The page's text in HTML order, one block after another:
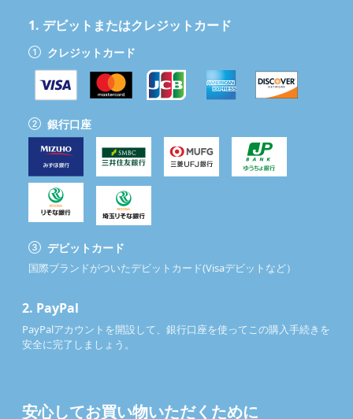
1. デビットまたはクレジットカード
クレジットカード
銀行口座
デビットカード
国際ブランドがついたデビットカード(Visaデビットなど）
2. PayPal
PayPalアカウントを開設して、銀行口座を使ってこの購入手続きを
安全に完了しましょう。
安心してお買い物いただくために